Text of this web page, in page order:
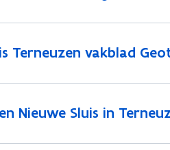
Terneuzen vakblad
Nieuwe Sluis in